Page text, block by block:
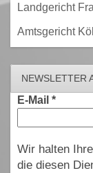
Landgericht
Amtsgericht
NEWSLETTER
E-Mail *
Wir halten
die diesen